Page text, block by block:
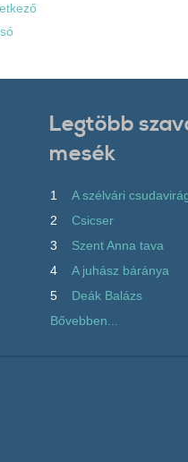
Legtöbb
mesék
1
A szélvári
2
Csicser
3
Szent Anna tava
4
A juhász báránya
5
Deák Balázs
Bővebben...